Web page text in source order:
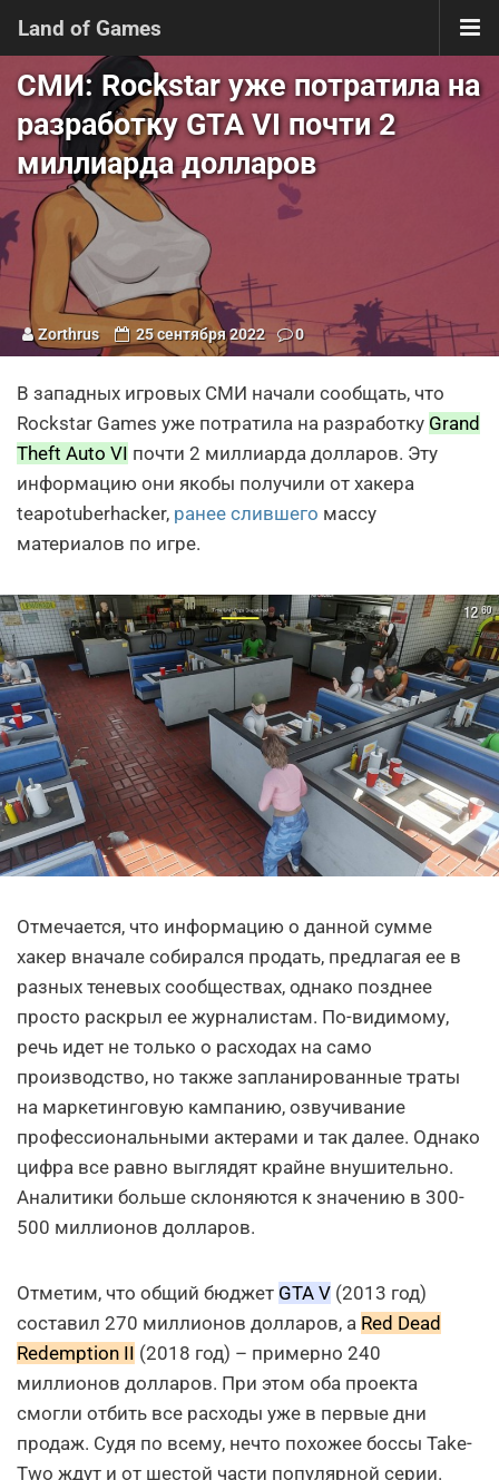
Land of Games
СМИ: Rockstar уже потратила на
разработку GTA VI почти 2
миллиарда долларов
Zorthrus 25 сентября 2022 0
В западных игровых СМИ начали сообщать, что
Rockstar Games уже потратила на разработку Grand
Theft Auto VI почти 2 миллиарда долларов. Эту
информацию они якобы получили от хакера
teapotuberhacker, ранее слившего массу
материалов по игре.
Отмечается, что информацию о данной сумме
хакер вначале собирался продать, предлагая ее в
разных теневых сообществах, однако позднее
просто раскрыл ее журналистам. По-видимому,
речь идет не только о расходах на само
производство, но также запланированные траты
на маркетинговую кампанию, озвучивание
профессиональными актерами и так далее. Однако
цифра все равно выглядят крайне внушительно.
Аналитики больше склоняются к значению в 300-
500 миллионов долларов.
Отметим, что общий бюджет GTA V (2013 год)
составил 270 миллионов долларов, а Red Dead
Redemption II (2018 год) – примерно 240
миллионов долларов. При этом оба проекта
смогли отбить все расходы уже в первые дни
продаж. Судя по всему, нечто похожее боссы Take-
Two ждут и от шестой части популярной серии.